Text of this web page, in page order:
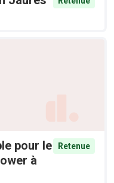
pour le
à
Retenue